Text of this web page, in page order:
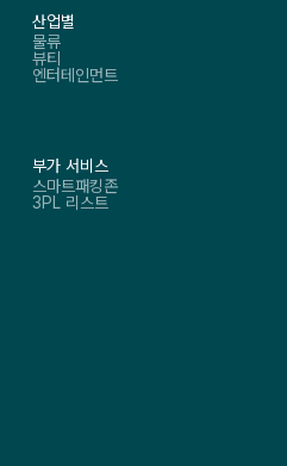
산업별
물류
뷰티
엔터테인먼트
부가 서비스
스마트패킹존
3PL 리스트